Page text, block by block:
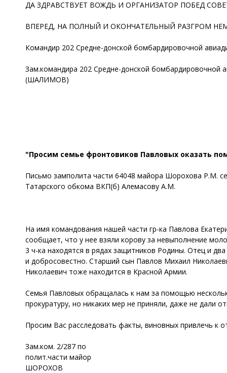
ДА ЗДРАВСТВУЕТ ВОЖДЬ И ОРГАНИЗАТОР ПОБЕД
ВПЕРЕД, НА ПОЛНЫЙ И ОКОНЧАТЕЛЬНЫЙ РАЗГРОМ
Командир 202 Средне-донской бомбардировочной
Зам.командира 202 Средне-донской бомбардировочной
(ШАЛИМОВ)
"Просим семье фронтовиков Павловых оказать
Письмо замполита части 64048 майора Шорохова P.M.
Татарского обкома ВКП(б) Алемасову A.M.
На имя командования нашей части гр-ка Павлова
сообщает, что у нее взяли корову за невыполнение
3 ч-ка находятся в рядах защитников Родины. Отец и
и добросовестно. Старший сын Павлов Михаил
Николаевич тоже находится в Красной Армии.
Семья Павловых обращалась к нам за помощью
прокуратуру, но никаких мер не приняли, даже не дали
Просим Вас расследовать факты, виновных привлечь к
Зам.ком. 2/287 по
полит.части майор
ШОРОХОВ